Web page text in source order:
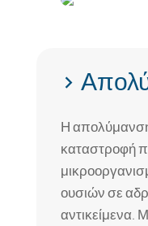
>
Η απολύμανση
καταστροφή
ουσιών σε
αντικείμενα.